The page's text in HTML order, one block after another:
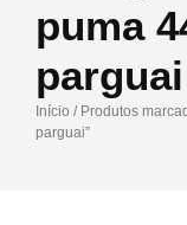
puma
parguai
Início / Produtos
parguai”